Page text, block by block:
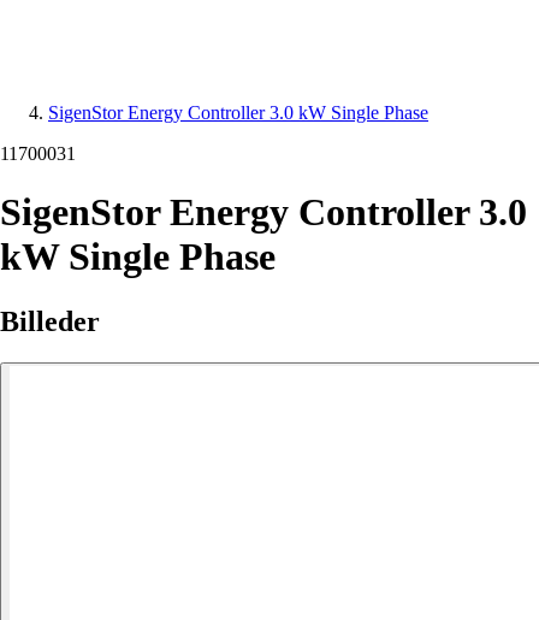
SigenStor Energy Controller 3.0 kW Single Phase
11700031
SigenStor Energy Controller 3.0
kW Single Phase
Billeder